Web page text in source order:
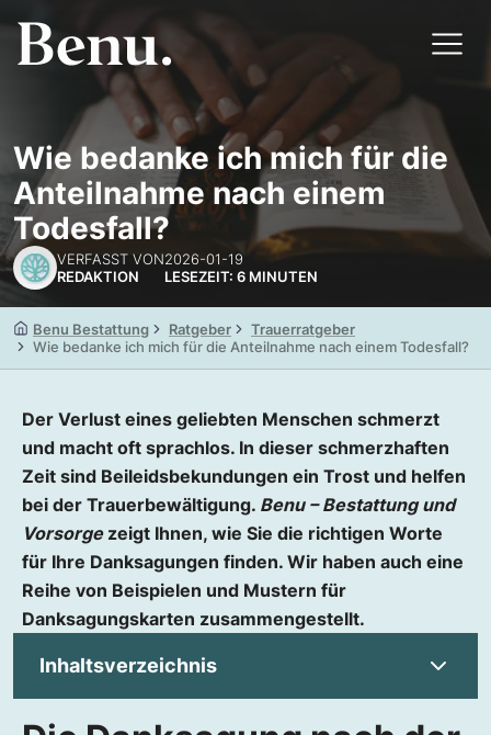
Wie bedanke ich mich für die
Anteilnahme nach einem
Todesfall?
VERFASST VON
REDAKTION
2026-01-19
LESEZEIT: 6 MINUTEN
Benu Bestattung Ratgeber
Trauerratgeber
Wie bedanke ich mich für die Anteilnahme nach einem Todesfall?
Der Verlust eines geliebten Menschen schmerzt
und macht oft sprachlos. In dieser schmerzhaften
Zeit sind Beileidsbekundungen ein Trost und helfen
bei der Trauerbewältigung. Benu – Bestattung und
Vorsorge zeigt Ihnen, wie Sie die richtigen Worte
für Ihre Danksagungen finden. Wir haben auch eine
Reihe von Beispielen und Mustern für
Danksagungskarten zusammengestellt.
Inhaltsverzeichnis